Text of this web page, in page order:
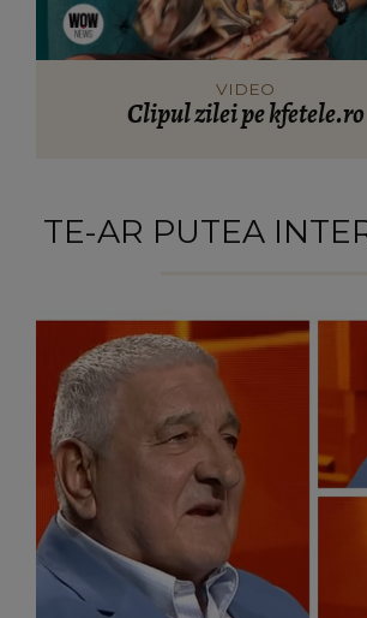
VIDEO
Clipul zilei pe kfetele.ro
TE-AR PUTEA